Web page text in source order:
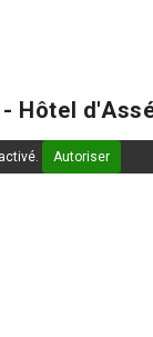
Hôtel
Autoriser